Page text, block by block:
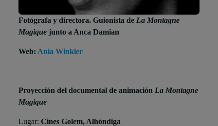
Fotógrafa y directora. Guionista de La Montagne
Magique junto a Anca Damian
Web: Ania Winkler
Proyección del documental de animación La Montagne
Magique
Lugar: Cines Golem, Alhóndiga